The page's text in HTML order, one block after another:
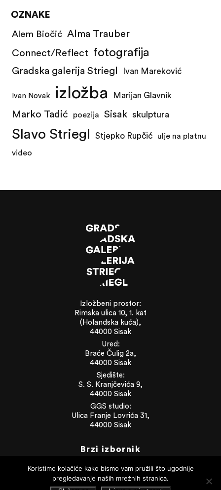
OZNAKE
Alem Biočić Alma Trauber
Connect/Reflect fotografija
Gradska galerija Striegl Ivan Mareković
Ivan Novak izložba Marijan Glavnik
Marko Tadić poezija Sisak skulptura
Slavo Striegl Stjepko Rupčić ulje na platnu
video
Izložbeni prostor:
Rimska ulica 10, 1. kat
(Holandska kuća),
44000 Sisak
Ured:
Braće Čulig 2a,
44000 Sisak
Sjedište:
S. S. Kranjčevića 9,
44000 Sisak
GGS studio:
Ulica Franje Lovrića 31,
44000 Sisak
Brzi izbornik
Novosti
O galeriji
Info
Koristimo kolačiće kako bismo vam pružili što ugodnije
pregledavanje naših mrežnih stranica.